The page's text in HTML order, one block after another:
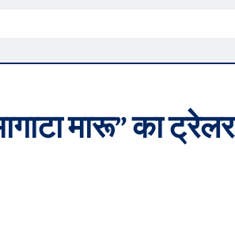
मारू” का ट्रेलर